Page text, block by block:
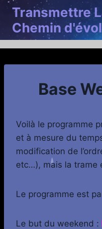
Aller
contenu
Transmettre
Chemin
Base
Voilà le programme
et à mesure du
modification de
etc…), mais la trame
Le programme est
Le but du weekend :